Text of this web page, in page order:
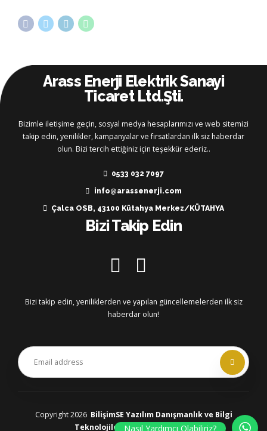
Arass Enerji Elektrik Sanayi
Ticaret Ltd.Şti.
Bizimle iletişime geçin, sosyal medya hesaplarımızı ve web sitemizi
takip edin, yenilikler, kampanyalar ve fırsatlardan ilk siz haberdar
olun. Bizi tercih ettiğiniz için teşekkür ederiz..
0533 032 7097
info@arassenerji.com
Çalca OSB, 43100 Kütahya Merkez/KÜTAHYA
Bizi Takip Edin
Bizi takip edin, yeniliklerden ve yapılan güncellemelerden ilk siz
haberdar olun!
Copyright 2026 BilişimSE Yazılım Danışmanlık ve Bilgi
TeknolojileriAll rights reserved.
Nasıl Yardımcı Olabiliriz?